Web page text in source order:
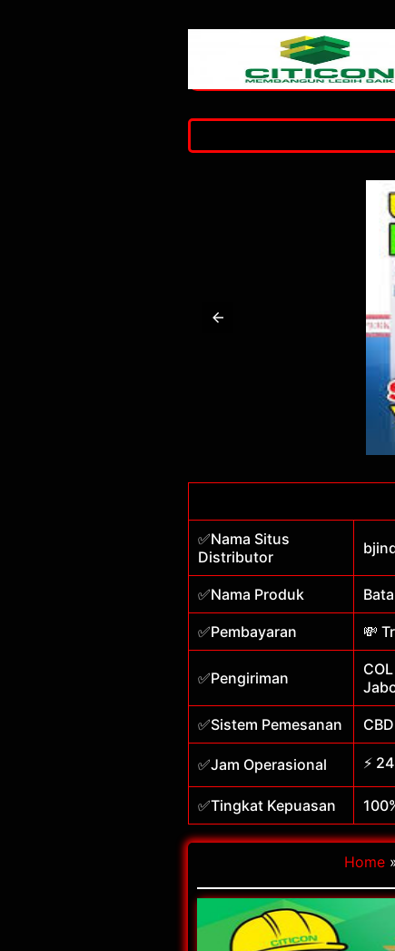
✅Nama Situs
Distributor
✅Nama Produk
✅Pembayaran 💸
✅Pengiriman
✅Sistem Pemesanan
✅Jam Operasional ⚡
✅Tingkat Kepuasan
Home